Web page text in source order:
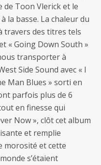
de Toon Vlerick et le
la basse. La chaleur du
travers des titres tels
« Going Down South »
transporter à
Side Sound avec « I
Man Blues » sorti en
parfois plus de 6
en finesse qui
Now », clôt cet album
et remplie
morosité et cette
s’étaient